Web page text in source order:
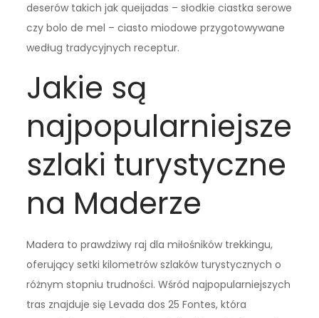
deserów takich jak queijadas – słodkie ciastka serowe
czy bolo de mel – ciasto miodowe przygotowywane
według tradycyjnych receptur.
Jakie są
najpopularniejsze
szlaki turystyczne
na Maderze
Madera to prawdziwy raj dla miłośników trekkingu,
oferujący setki kilometrów szlaków turystycznych o
różnym stopniu trudności. Wśród najpopularniejszych
tras znajduje się Levada dos 25 Fontes, która